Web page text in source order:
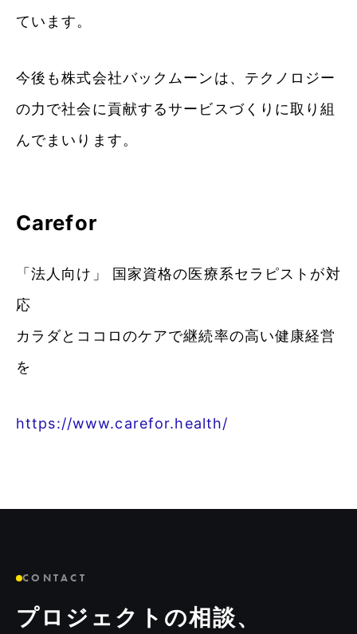
ています。
今後も株式会社バックムーンは、テクノロジー
の力で社会に貢献するサービスづくりに取り組
んでまいります。
Carefor
「法人向け」 国家資格の医療系セラピストが対
応
カラダとココロのケアで継続率の高い健康経営
を
https://www.carefor.health/
CONTACT
プロジェクトの相談、